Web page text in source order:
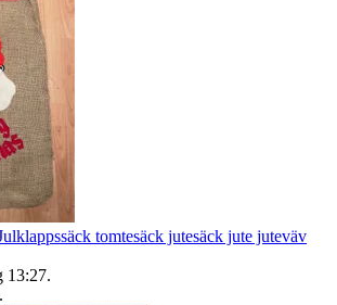
tomtesäck jutesäck jute juteväv
13:27.
.